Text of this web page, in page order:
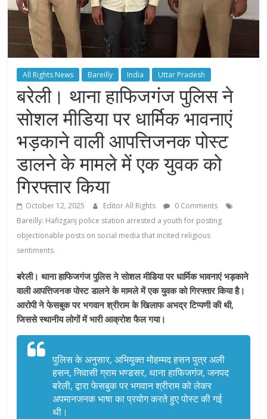
All Rights News Bareilly India Uttar Pradesh
बरेली। थाना हाफिजगंज पुलिस ने
सोशल मीडिया पर धार्मिक भावनाएं
भड़काने वाली आपत्तिजनक पोस्ट
डालने के मामले में एक युवक को
गिरफ्तार किया
October 12, 2025 Editor All Rights
0 Comments
Bareilly: Hafizganj police station arrested a youth for posting
objectionable posts on social media that incited religious
sentiments.
बरेली। थाना हाफिजगंज पुलिस ने सोशल मीडिया पर धार्मिक भावनाएं भड़काने
वाली आपत्तिजनक पोस्ट डालने के मामले में एक युवक को गिरफ्तार किया है।
आरोपी ने फेसबुक पर भगवान श्रीराम के खिलाफ अभद्र टिप्पणी की थी,
जिससे स्थानीय लोगों में भारी आक्रोश फैल गया।
पुलिस के अनुसार, अभियुक्त मोहम्मद हसन पुत्र अली
हसन, निवासी ग्राम भण्डसर, थाना हाफिजगंज, जनपद
बरेली, द्वारा फेसबुक पर भगवान श्रीराम को लेकर
अपमानजनक भाषा का प्रयोग करते हुए पोस्ट की गई
थी।